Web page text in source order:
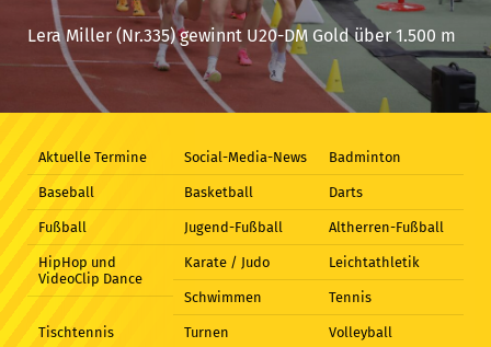
Aktuelle Termine Social-Media-News Badminton
Baseball Basketball Darts
Fußball Jugend-Fußball Altherren-Fußball
HipHop und
VideoClip Dance
Karate / Judo Leichtathletik
Schwimmen Tennis
Tischtennis Turnen Volleyball